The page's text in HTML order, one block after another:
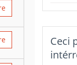
Ceci